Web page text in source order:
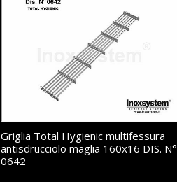
Griglia Total Hygienic multifessura
antisdrucciolo maglia 160x16 DIS. N°
0642